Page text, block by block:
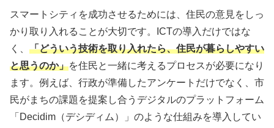
スマートシティを成功させるためには、住民の意見をしっ
かり取り入れることが大切です。ICTの導入だけではな
く、 「どういう技術を取り入れたら、住民が暮らしやすい
と思うのか」を住民と一緒に考えるプロセスが必要になり
ます。例えば、行政が準備したアンケートだけでなく、市
民がまちの課題を提案し合うデジタルのプラットフォーム
「Decidim（デシディム）」のような仕組みを導入してい